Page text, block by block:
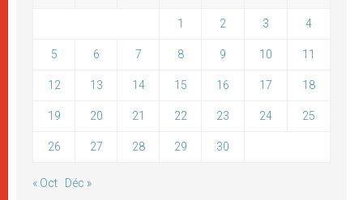
1 2 3 4
5 6 7 8 9 10 11
12 13 14 15 16 17 18
19 20 21 22 23 24 25
26 27 28 29 30
« Oct Déc »